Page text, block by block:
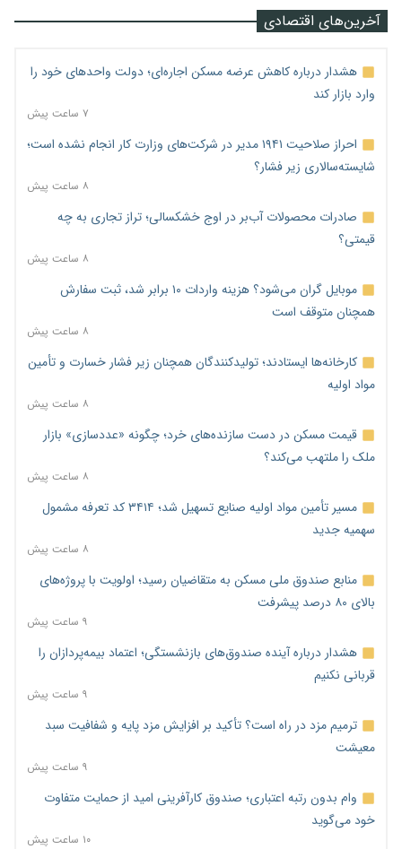
آخرین‌های اقتصادی
هشدار درباره کاهش عرضه مسکن اجاره‌ای؛ دولت واحدهای خود را
وارد بازار کند
۷ ساعت پیش
احراز صلاحیت ۱۹۴۱ مدیر در شرکت‌های وزارت کار انجام نشده است؛
شایسته‌سالاری زیر فشار؟
۸ ساعت پیش
صادرات محصولات آب‌بر در اوج خشکسالی؛ تراز تجاری به چه
قیمتی؟
۸ ساعت پیش
موبایل گران می‌شود؟ هزینه واردات ۱۰ برابر شد، ثبت سفارش
همچنان متوقف است
۸ ساعت پیش
کارخانه‌ها ایستادند؛ تولیدکنندگان همچنان زیر فشار خسارت و تأمین
مواد اولیه
۸ ساعت پیش
قیمت مسکن در دست سازنده‌های خرد؛ چگونه «عددسازی» بازار
ملک را ملتهب می‌کند؟
۸ ساعت پیش
مسیر تأمین مواد اولیه صنایع تسهیل شد؛ ۳۴۱۴ کد تعرفه مشمول
سهمیه جدید
۸ ساعت پیش
منابع صندوق ملی مسکن به متقاضیان رسید؛ اولویت با پروژه‌های
بالای ۸۰ درصد پیشرفت
۹ ساعت پیش
هشدار درباره آینده صندوق‌های بازنشستگی؛ اعتماد بیمه‌پردازان را
قربانی نکنیم
۹ ساعت پیش
ترمیم مزد در راه است؟ تأکید بر افزایش مزد پایه و شفافیت سبد
معیشت
۹ ساعت پیش
وام بدون رتبه اعتباری؛ صندوق کارآفرینی امید از حمایت متفاوت
خود می‌گوید
۱۰ ساعت پیش